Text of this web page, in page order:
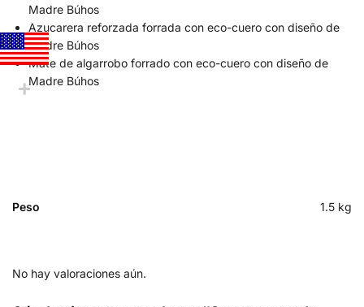
Madre Búhos
Azucarera reforzada forrada con eco-cuero con diseño de
Madre Búhos
Mate de algarrobo forrado con eco-cuero con diseño de
Madre Búhos
Peso 1.5 kg
No hay valoraciones aún.